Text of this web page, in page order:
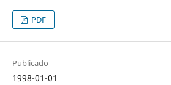
PDF
Publicado
1998-01-01